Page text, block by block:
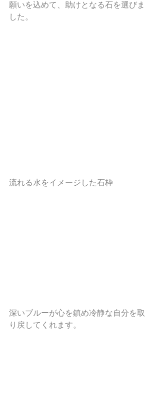
願いを込めて、助けとなる石を選びま
した。
流れる水をイメージした石枠
深いブルーが心を鎮め冷静な自分を取
り戻してくれます。